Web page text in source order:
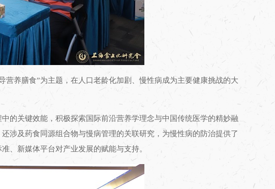
养膳食”为主题，在人口老龄化加剧、慢性病成为主要健康挑战的大
的关键效能，积极探索国际前沿营养学理念与中国传统医学的精妙融
涉及药食同源组合物与慢病管理的关联研究，为慢性病的防治提供了
、新媒体平台对产业发展的赋能与支持。